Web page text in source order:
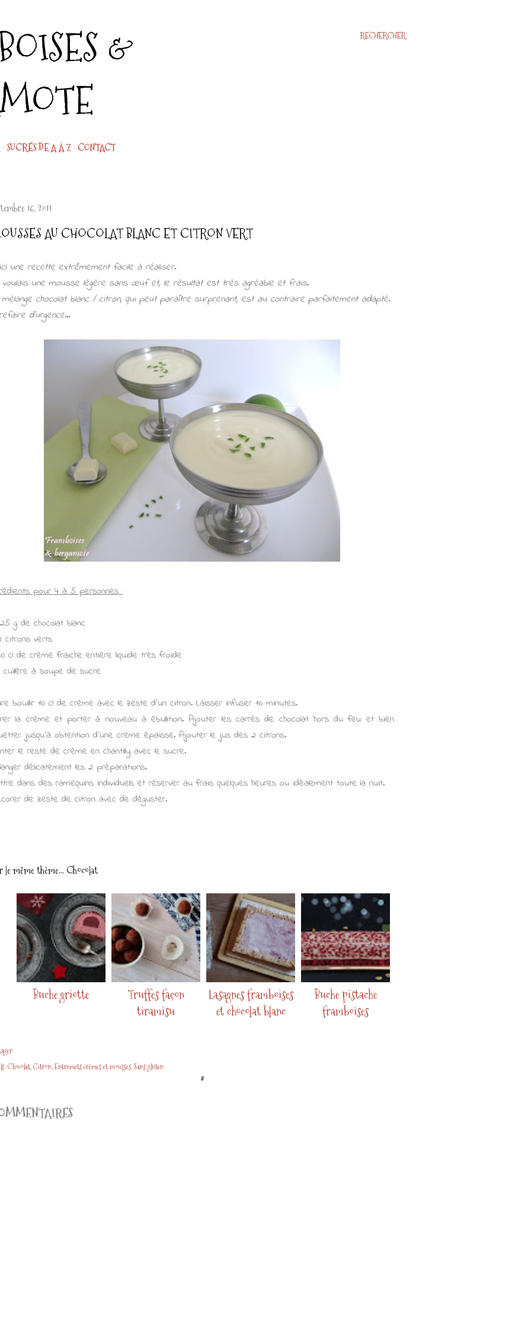
RECHERCHER
&
SUCRÉS DE A À Z CONTACT
16, 2011
AU CHOCOLAT BLANC ET CITRON VERT
une recette extrêmement facile à réaliser.
voulais une mousse légère sans œuf et, le résultat est très agréable et frais.
mélange chocolat blanc / citron, qui peut paraître surprenant, est au contraire parfaitement adapté.
d'urgence...
pour 4 à 5 personnes :
g de chocolat blanc
citrons verts
cl de crème fraiche entière liquide très froide
cuillère à soupe de sucre
bouillir 10 cl de crème avec le zeste d'un citron. Laisser infuser 10 minutes.
la crème et porter à nouveau à ébullition. Ajouter les carrés de chocolat hors du feu et bien
jusqu'à obtention d'une crème épaisse. Ajouter le jus des 2 citrons.
le reste de crème en chantilly avec le sucre.
délicatement les 2 préparations.
dans des ramequins individuels et réserver au frais quelques heures ou idéalement toute la nuit.
de zeste de citron avec de déguster.
le même thème... Chocolat
Buche griotte
Truffes façon
tiramisu
Lasagnes framboises
et chocolat blanc
Buche pistache
framboises
Chocolat Citron Entremets crèmes et mousses Sans gluten